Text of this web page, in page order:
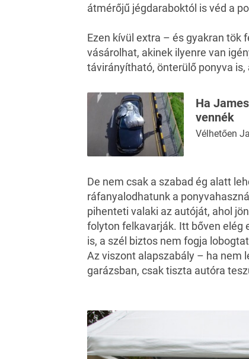
átmérőjű jégdaraboktól is véd a
Ezen kívül extra – és gyakran
vásárolhat, akinek ilyenre van
távirányítható, önterülő ponyva
Ha
vennék
Vélhetően
De nem csak a szabad ég alatt
ráfanyalodhatunk a
pihenteti valaki az autóját, ahol
folyton felkavarják. Itt bőven elég
is, a szél biztos nem fogja
Az viszont alapszabály – ha nem
garázsban, csak tiszta autóra